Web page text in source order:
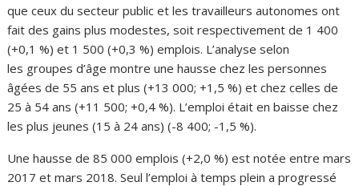
que ceux du secteur public et les travailleurs autonomes ont
fait des gains plus modestes, soit respectivement de 1 400
(+0,1 %) et 1 500 (+0,3 %) emplois. L’analyse selon
les groupes d’âge montre une hausse chez les personnes
âgées de 55 ans et plus (+13 000; +1,5 %) et chez celles de
25 à 54 ans (+11 500; +0,4 %). L’emploi était en baisse chez
les plus jeunes (15 à 24 ans) (-8 400; -1,5 %).
Une hausse de 85 000 emplois (+2,0 %) est notée entre mars
2017 et mars 2018. Seul l’emploi à temps plein a progressé